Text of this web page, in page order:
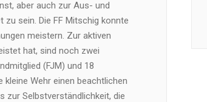
aber auch zur Aus- und
sein. Die FF Mitschig konnte
meistern. Zur aktiven
hat, sind noch zwei
(FJM) und 18
Wehr einen beachtlichen
zur Selbstverständlichkeit, die